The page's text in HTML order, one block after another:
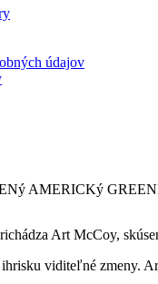
údajov
AMERICKý
Art McCoy,
viditeľné zmeny.